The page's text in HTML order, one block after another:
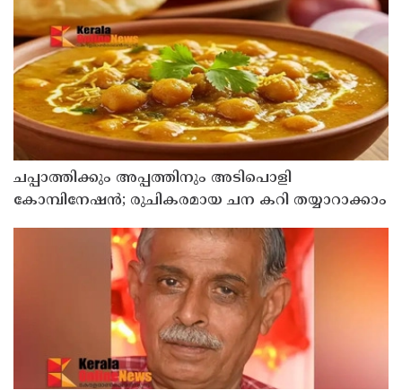
ചപ്പാത്തിക്കും അപ്പത്തിനും അടിപൊളി
കോമ്പിനേഷൻ; രുചികരമായ ചന കറി തയ്യാറാക്കാം